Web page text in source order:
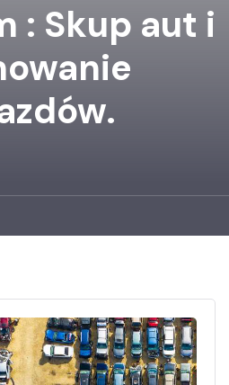
: Skup aut i